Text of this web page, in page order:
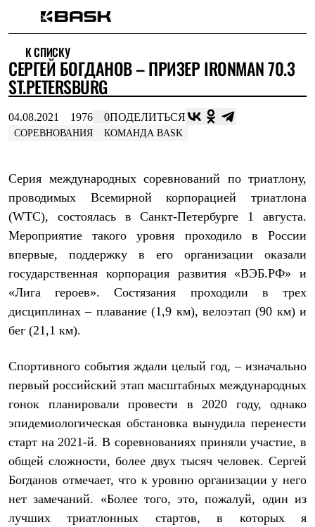
Интернет-магазин
Мужская одежда
Утепленная пухом
Куртки
Жилеты
Комбинезоны
Брюки
Штормовая одежда
Куртки
Брюки
Софтшелл одежда
Куртки
Брюки
Куртки
Брюки
Термобелье
Теплое термобелье
Легкое термобелье
Лёгкая одежда
Футболки
Рубашки
Брюки
Шорты
Женская одежда
Утепленная пухом
Куртки
Жилеты
Утепленная синтетикой
К СПИСКУ
СЕРГЕЙ БОГДАНОВ – ПРИЗЕР IRONMAN 70.3
ST.PETERSBURG
04.08.2021 1976 0ПОДЕЛИТЬСЯ
СОРЕВНОВАНИЯ КОМАНДА BASK
Серия международных соревнований по триатлону,
проводимых Всемирной корпорацией триатлона
(WTC), состоялась в Санкт-Петербурге 1 августа.
Мероприятие такого уровня проходило в России
впервые, поддержку в его организации оказали
государственная корпорация развития «ВЭБ.РФ» и
«Лига героев». Состязания проходили в трех
дисциплинах – плавание (1,9 км), велоэтап (90 км) и
бег (21,1 км).
Спортивного события ждали целый год, – изначально
первый российский этап масштабных международных
гонок планировали провести в 2020 году, однако
эпидемиологическая обстановка вынудила перенести
старт на 2021-й. В соревнованиях приняли участие, в
общей сложности, более двух тысяч человек. Сергей
Богданов отмечает, что к уровню организации у него
нет замечаний. «Более того, это, пожалуй, один из
лучших триатлонных стартов, в которых я